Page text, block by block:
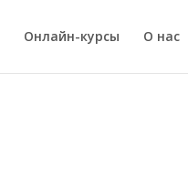
Онлайн-курсы О нас